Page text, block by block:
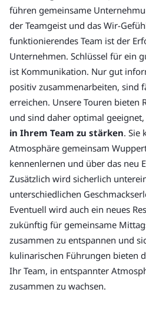
führen gemeinsame
der Teamgeist und das Wir-
funktionierendes Team ist der
Unternehmen. Schlüssel für ein
ist Kommunikation. Nur gut
positiv zusammenarbeiten, sind
erreichen. Unsere Touren bieten
und sind daher optimal
in Ihrem Team zu stärken. Sie
Atmosphäre gemeinsam
kennenlernen und über das neu
Zusätzlich wird sicherlich
unterschiedlichen
Eventuell wird auch ein neues
zukünftig für gemeinsame
zusammen zu entspannen und
kulinarischen Führungen bieten
Ihr Team, in entspannter
zusammen zu wachsen.